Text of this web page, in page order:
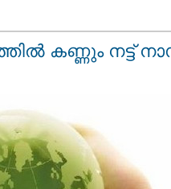
കണ്ണും നട്ട്